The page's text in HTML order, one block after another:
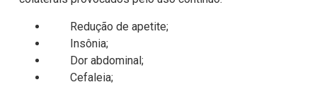
Redução de apetite;
Insônia;
Dor abdominal;
Cefaleia;